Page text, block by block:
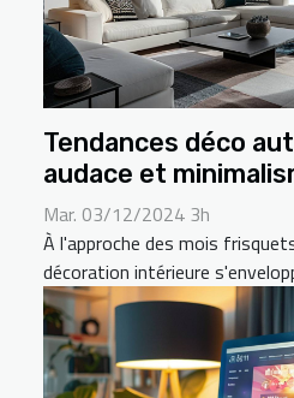
Tendances déco
audace et
Mar. 03/12/2024 3h
À l'approche des mois
décoration intérieure